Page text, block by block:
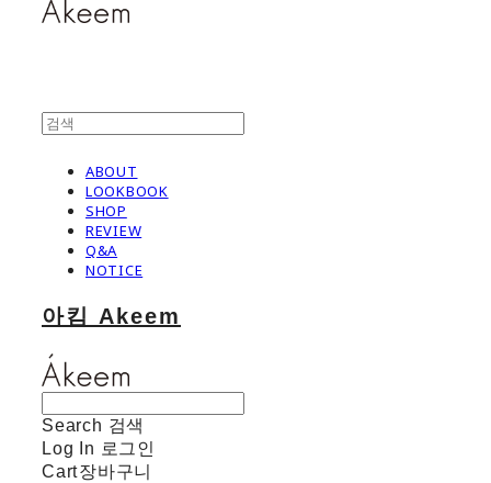
ABOUT
LOOKBOOK
SHOP
REVIEW
Q&A
NOTICE
아킴 Akeem
Search 검색
Log In 로그인
Cart장바구니